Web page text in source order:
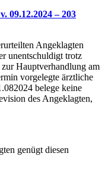
09.12.2024 – 203
Angeklagten
unentschuldigt trotz
Hauptverhandlung am
vorgelegte ärztliche
belege keine
des Angeklagten,
genügt diesen